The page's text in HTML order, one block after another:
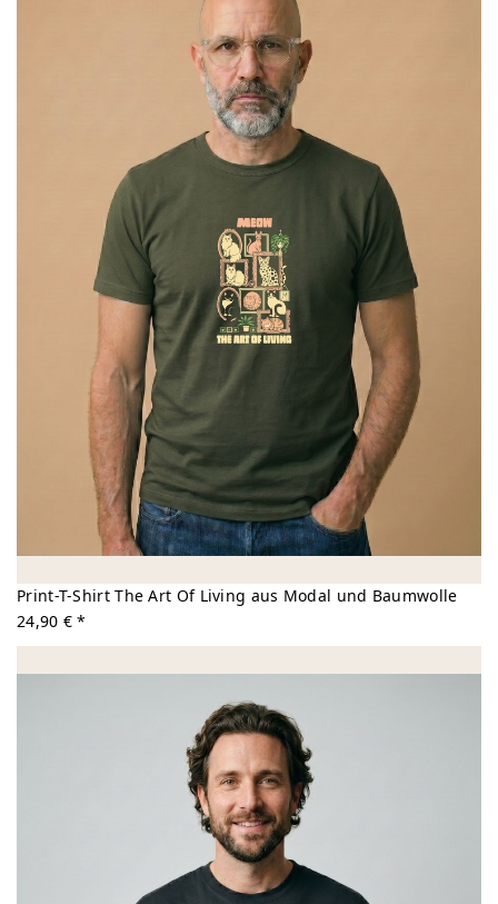
Print-T-Shirt The Art Of Living aus Modal und Baumwolle
24,90 € *